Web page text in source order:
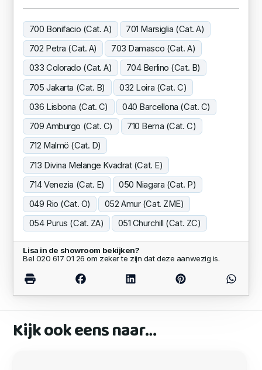
700 Bonifacio (Cat. A)
701 Marsiglia (Cat. A)
702 Petra (Cat. A)
703 Damasco (Cat. A)
033 Colorado (Cat. A)
704 Berlino (Cat. B)
705 Jakarta (Cat. B)
032 Loira (Cat. C)
036 Lisbona (Cat. C)
040 Barcellona (Cat. C)
709 Amburgo (Cat. C)
710 Berna (Cat. C)
712 Malmö (Cat. D)
713 Divina Melange Kvadrat (Cat. E)
714 Venezia (Cat. E)
050 Niagara (Cat. P)
049 Rio (Cat. O)
052 Amur (Cat. ZME)
054 Purus (Cat. ZA)
051 Churchill (Cat. ZC)
Lisa in de showroom bekijken?
Bel 020 617 01 26 om zeker te zijn dat deze aanwezig is.
Kijk ook eens naar…